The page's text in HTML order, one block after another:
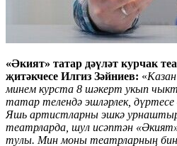
«Әкият» татар дәүләт курчак
җитәкчесе Илгиз Зәйниев: «
минем курста 8 шәкерт укып
татар телендә эшләрлек, дүртесе
Яшь артистларны эшкә
театрларда, шул исәптән
тулы. Мин моны театрларның